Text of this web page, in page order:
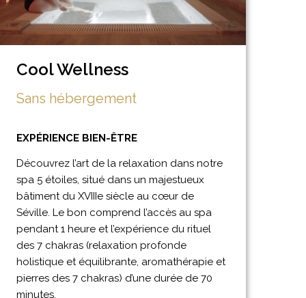
Cool Wellness
Sans hébergement
EXPÉRIENCE BIEN-ÊTRE
Découvrez l’art de la relaxation dans notre
spa 5 étoiles, situé dans un majestueux
bâtiment du XVIIIe siècle au cœur de
Séville. Le bon comprend l’accès au spa
pendant 1 heure et l’expérience du rituel
des 7 chakras (relaxation profonde
holistique et équilibrante, aromathérapie et
pierres des 7 chakras) d’une durée de 70
minutes.